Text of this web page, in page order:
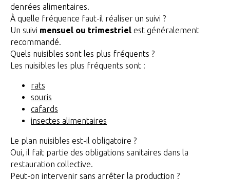
denrées alimentaires.
À quelle fréquence faut-il réaliser un suivi ?
Un suivi mensuel ou trimestriel est généralement
recommandé.
Quels nuisibles sont les plus fréquents ?
Les nuisibles les plus fréquents sont :
rats
souris
cafards
insectes alimentaires
Le plan nuisibles est-il obligatoire ?
Oui, il fait partie des obligations sanitaires dans la
restauration collective.
Peut-on intervenir sans arrêter la production ?